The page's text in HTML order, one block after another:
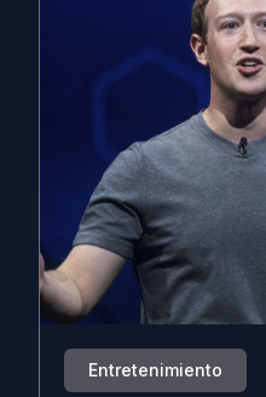
Entretenimiento